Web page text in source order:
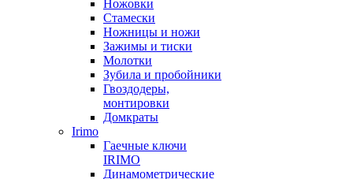
Ножовки
Стамески
Ножницы и ножи
Зажимы и тиски
Молотки
Зубила и пробойники
Гвоздодеры,
монтировки
Домкраты
Irimo
Гаечные ключи
IRIMO
Динамометрические